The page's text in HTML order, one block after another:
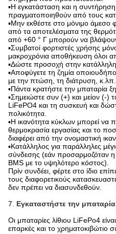
▪Η εγκατάσταση και η
πραγματοποιηθούν από τους
▪Μην εκθέστε στο μόνιμο άμεσο
από τα αποτελέσματα της
από +60 ° Γ μπορούν να
▪Συμβατοί φορτιστές χρήσης
μακροχρόνια αποθήκευση όλοι
▪Δώστε προσοχή στην
▪Αποφύγετε τη ζημία
με την πτώση, τη διάτρυση,
▪Πάντα κρατήστε την μπαταρία
▪Σημειώστε συν (+) και μείον (-)
LiFePO4 και τη συσκευή και
πολικότητα.
▪Η ικανότητα κύκλων μπορεί να
θερμοκρασία εργασίας και το
διαφέρει από την ονομαστική
▪Κατάλληλος για παράλληλες
σύνδεσης (εάν προσαρμοζόταν
BMS με το υψηλότερο κόστος).
Πρίν συνδέει, φέρτε στο ίδιο
τους διαφορετικούς
δεν πρέπει να διασυνδεθούν.
7. Εγκαταστήστε την
Οι μπαταρίες λίθιου LiFePo4 είναι
επαρκές και το χρηματοκιβώτιο